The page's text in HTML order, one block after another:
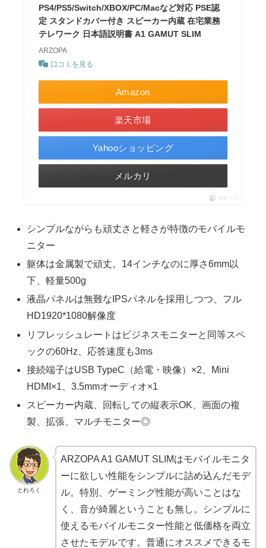
PS4/PS5/Switch/XBOX/PC/Macなど対応 PSE認
定 スタンドカバー付き スピーカー内蔵 在宅業務
テレワーク 日本語説明書 A1 GAMUT SLIM
ARZOPA
口コミを見る
Amazon
楽天市場
Yahooショッピング
メルカリ
ポチップ
シンプルながらも頑丈さと軽さが特徴のモバイルモ
ニター
躯体は金属製で頑丈。14インチなのに厚さ6mm以
下、軽量500g
液晶パネルは無難なIPSパネルを採用しつつ、フル
HD1920*1080解像度
リフレッシュレートはビジネスモニターと同等スペ
ックの60Hz、応答速度も3ms
接続端子はUSB TypeC（給電・映像）×2、Mini
HDMI×1、3.5mmオーディオ×1
スピーカー内蔵、回転しての縦表示OK、画面の複
製、拡張、マルチモニター◎
とれろく
ARZOPA A1 GAMUT SLIMはモバイルモニタ
ーに欲しい性能をシンプルに詰め込んだモデ
ル。特別、ゲーミング性能が高いことはな
く、音が綺麗ということも無し。シンプルに
使えるモバイルモニター性能と低価格を両立
させたモデルです。普通にオススメできるモ